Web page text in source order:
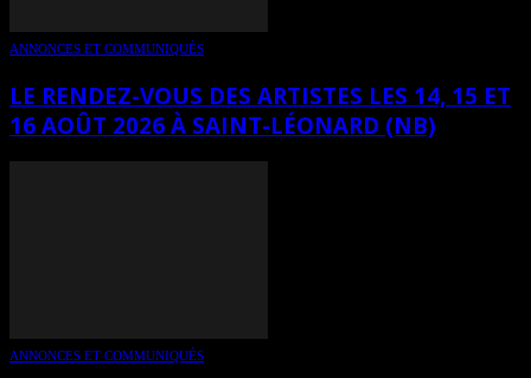
ANNONCES ET COMMUNIQUÉS
LE RENDEZ-VOUS DES ARTISTES LES 14, 15 ET
16 AOÛT 2026 À SAINT-LÉONARD (NB)
ANNONCES ET COMMUNIQUÉS